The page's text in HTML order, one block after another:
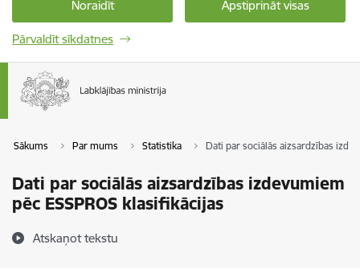
Noraidīt Apstiprināt visas
Pārvaldīt sīkdatnes
Sākums Par mums Statistika Dati par sociālās aizsardzības
Dati par sociālās aizsardzības izdevumiem
pēc ESSPROS klasifikācijas
Atskaņot tekstu